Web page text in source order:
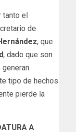
tanto el
de
, que
, dado que son
tipo de hechos
pierde la
A